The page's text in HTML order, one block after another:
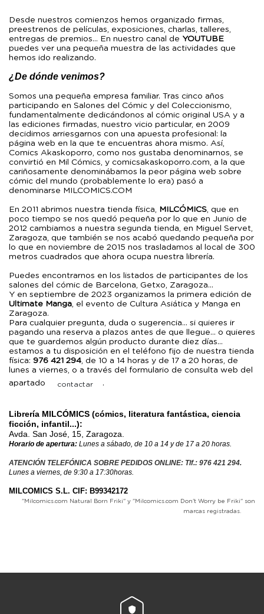
Desde nuestros comienzos hemos organizado firmas,
preestrenos de películas, exposiciones, charlas, talleres,
entregas de premios... En nuestro canal de YOUTUBE
puedes ver una pequeña muestra de las actividades que
hemos ido realizando.
¿De dónde venimos?
Somos una pequeña empresa familiar. Tras cinco años
participando en Salones del Cómic y del Coleccionismo,
fundamentalmente dedicándonos al cómic original USA y a
las ediciones firmadas, nuestro vicio particular, en 2009
decidimos arriesgarnos con una apuesta profesional: la
página web en la que te encuentras ahora mismo. Así,
Comics Akaskoporro, como nos gustaba denominarnos, se
convirtió en Mil Cómics, y comicsakaskoporro.com, a la que
cariñosamente denominábamos la peor página web sobre
cómic del mundo (probablemente lo era) pasó a
denominarse MILCOMICS.COM
En 2011 abrimos nuestra tienda física, MILCÓMICS, que en
poco tiempo se nos quedó pequeña por lo que en Junio de
2012 cambiamos a nuestra segunda tienda, en Miguel Servet,
Zaragoza, que también se nos acabó quedando pequeña por
lo que en noviembre de 2015 nos trasladamos al local de 300
metros cuadrados que ahora ocupa nuestra librería.
Puedes encontrarnos en los listados de participantes de los
salones del cómic de Barcelona, Getxo, Zaragoza...
Y en septiembre de 2023 organizamos la primera edición de
Ultimate Manga, el evento de Cultura Asiática y Manga en
Zaragoza.
Para cualquier pregunta, duda o sugerencia... si quieres ir
pagando una reserva a plazos antes de que llegue... o quieres
que te guardemos algún producto durante diez días...
estamos a tu disposición en el teléfono fijo de nuestra tienda
física: 976 421 294, de 10 a 14 horas y de 17 a 20 horas, de
lunes a viernes, o a través del formulario de consulta web del
apartado
contactar .
Librería MILCÓMICS (cómics, literatura fantástica, ciencia
ficción, infantil...):
Avda. San José, 15, Zaragoza.
Horario de apertura: Lunes a sábado, de 10 a 14 y de 17 a 20 horas.
ATENCIÓN TELEFÓNICA SOBRE PEDIDOS ONLINE: Tlf.: 976 421 294.
Lunes a viernes, de 9:30 a 17:30horas.
MILCOMICS S.L. CIF: B99342172
"Milcomics.com Natural Born Friki" y "Milcomics.com Don't Worry be Friki" son
marcas registradas.